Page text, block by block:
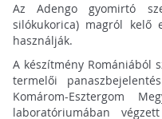
Az Adengo gyomirtó
silókukorica) magról kelő
használják.
A készítmény Romániából
termelői
Komárom-Esztergom
laboratóriumában